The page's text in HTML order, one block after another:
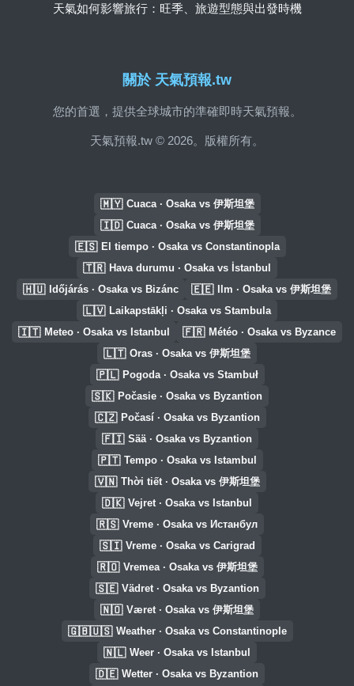
關於 天氣預報.tw
您的首選，提供全球城市的準確即時天氣預報。
天氣預報.tw © 2026。版權所有。
天氣如何影響旅行：旺季、旅遊型態與出發時機
🇲🇾 Cuaca · Osaka vs 伊斯坦堡
🇮🇩 Cuaca · Osaka vs 伊斯坦堡
🇪🇸 El tiempo · Osaka vs Constantinopla
🇹🇷 Hava durumu · Osaka vs İstanbul
🇭🇺 Időjárás · Osaka vs Bizánc 🇪🇪 Ilm · Osaka vs 伊斯坦堡
🇱🇻 Laikapstākļi · Osaka vs Stambula
🇮🇹 Meteo · Osaka vs Istanbul 🇫🇷 Météo · Osaka vs Byzance
🇱🇹 Oras · Osaka vs 伊斯坦堡
🇵🇱 Pogoda · Osaka vs Stambuł
🇸🇰 Počasie · Osaka vs Byzantion
🇨🇿 Počasí · Osaka vs Byzantion
🇫🇮 Sää · Osaka vs Byzantion
🇵🇹 Tempo · Osaka vs Istambul
🇻🇳 Thời tiết · Osaka vs 伊斯坦堡
🇩🇰 Vejret · Osaka vs Istanbul
🇷🇸 Vreme · Osaka vs Истанбул
🇸🇮 Vreme · Osaka vs Carigrad
🇷🇴 Vremea · Osaka vs 伊斯坦堡
🇸🇪 Vädret · Osaka vs Byzantion
🇳🇴 Været · Osaka vs 伊斯坦堡
🇬🇧🇺🇸 Weather · Osaka vs Constantinople
🇳🇱 Weer · Osaka vs Istanbul
🇩🇪 Wetter · Osaka vs Byzantion